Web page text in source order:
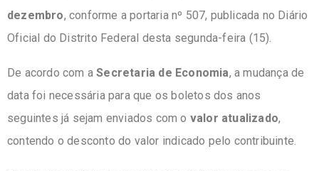
dezembro, conforme a portaria nº 507, publicada no Diário
Oficial do Distrito Federal desta segunda-feira (15).
De acordo com aSecretaria de Economia, a mudança de
data foi necessária para que os boletos dos anos
seguintes já sejam enviados com o valor atualizado,
contendo o desconto do valor indicado pelo contribuinte.